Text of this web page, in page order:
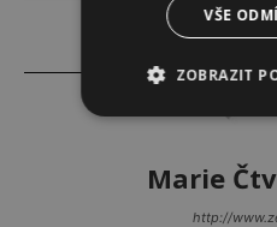
Marie
http://
VŠE
ZOBRAZIT